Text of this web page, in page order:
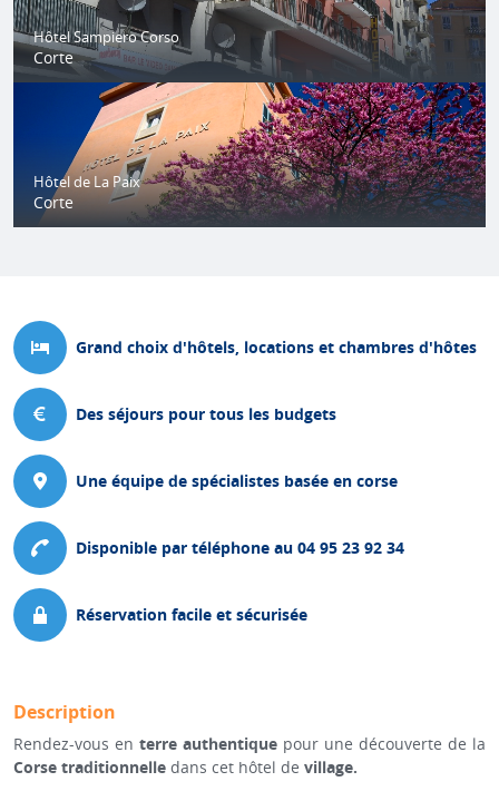
Hôtel Sampiero Corso
Corte
Hôtel de La Paix
Corte
Grand choix d'hôtels, locations et chambres d'hôtes
Des séjours pour tous les budgets
Une équipe de spécialistes basée en corse
Disponible par téléphone au 04 95 23 92 34
Réservation facile et sécurisée
Description
Rendez-vous en terre authentique pour une découverte de la
Corse traditionnelledans cet hôtel de village.